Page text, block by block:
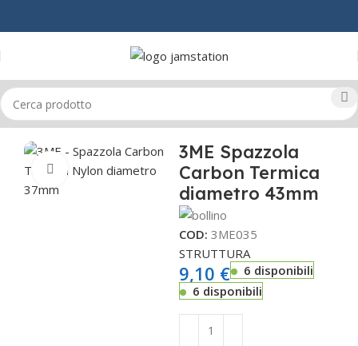
Home CAPELLI SPAZZOLE & PETTINI
Click to enlarge
3ME Spazzola
Carbon Termica
diametro 43mm
COD: 3ME035
STRUTTURA
9,10 €
6 disponibili
6 disponibili